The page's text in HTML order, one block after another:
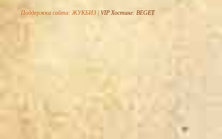
Поддержка сайта: ЖУКБИЗ | VIP Хостинг: BEGET